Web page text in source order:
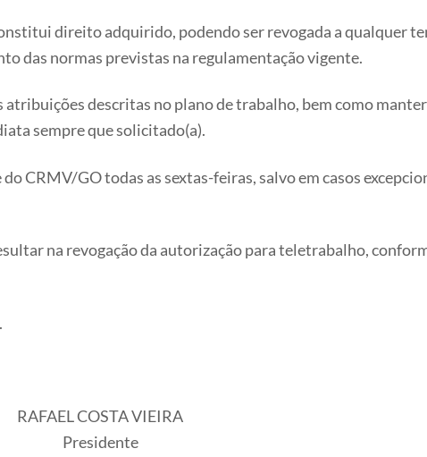
direito adquirido, podendo ser revogada a qualquer
das normas previstas na regulamentação vigente.
descritas no plano de trabalho, bem como
sempre que solicitado(a).
CRMV/GO todas as sextas-feiras, salvo em casos
na revogação da autorização para teletrabalho,
RAFAEL COSTA VIEIRA
Presidente